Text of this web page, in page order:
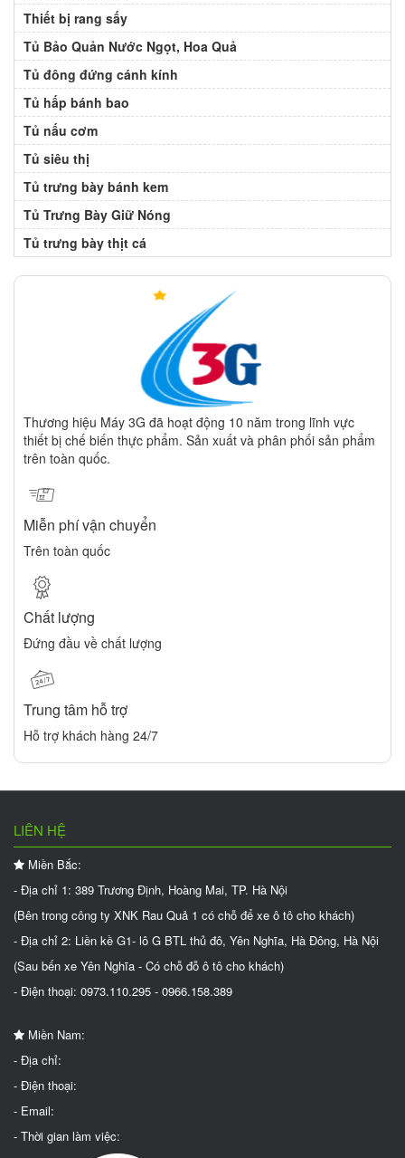
Thiết bị rang sấy
Tủ Bảo Quản Nước Ngọt, Hoa Quả
Tủ đông đứng cánh kính
Tủ hấp bánh bao
Tủ nấu cơm
Tủ siêu thị
Tủ trưng bày bánh kem
Tủ Trưng Bày Giữ Nóng
Tủ trưng bày thịt cá
Thương hiệu Máy 3G đã hoạt động 10 năm trong lĩnh vực
thiết bị chế biến thực phẩm. Sản xuất và phân phối sản phẩm
trên toàn quốc.
Miễn phí vận chuyển
Trên toàn quốc
Chất lượng
Đứng đầu về chất lượng
Trung tâm hỗ trợ
Hỗ trợ khách hàng 24/7
LIÊN HỆ
Miền Bắc:
- Địa chỉ 1: 389 Trương Định, Hoàng Mai, TP. Hà Nội
(Bên trong công ty XNK Rau Quả 1 có chỗ để xe ô tô cho khách)
- Địa chỉ 2: Liền kề G1- lô G BTL thủ đô, Yên Nghĩa, Hà Đông, Hà Nội
(Sau bến xe Yên Nghĩa - Có chỗ đỗ ô tô cho khách)
- Điện thoại: 0973.110.295 - 0966.158.389
Miền Nam:
- Địa chỉ:
- Điện thoại:
- Email:
- Thời gian làm việc: